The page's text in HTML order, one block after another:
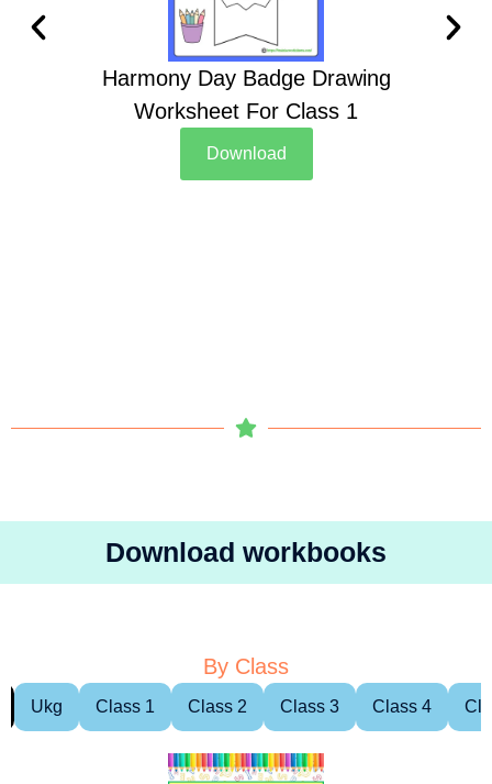
Harmony Day Badge Drawing
Worksheet For Class 1
Download
Download workbooks
By Class
Ukg Class 1 Class 2 Class 3 Class 4